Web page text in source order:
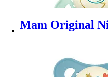
Mam Original